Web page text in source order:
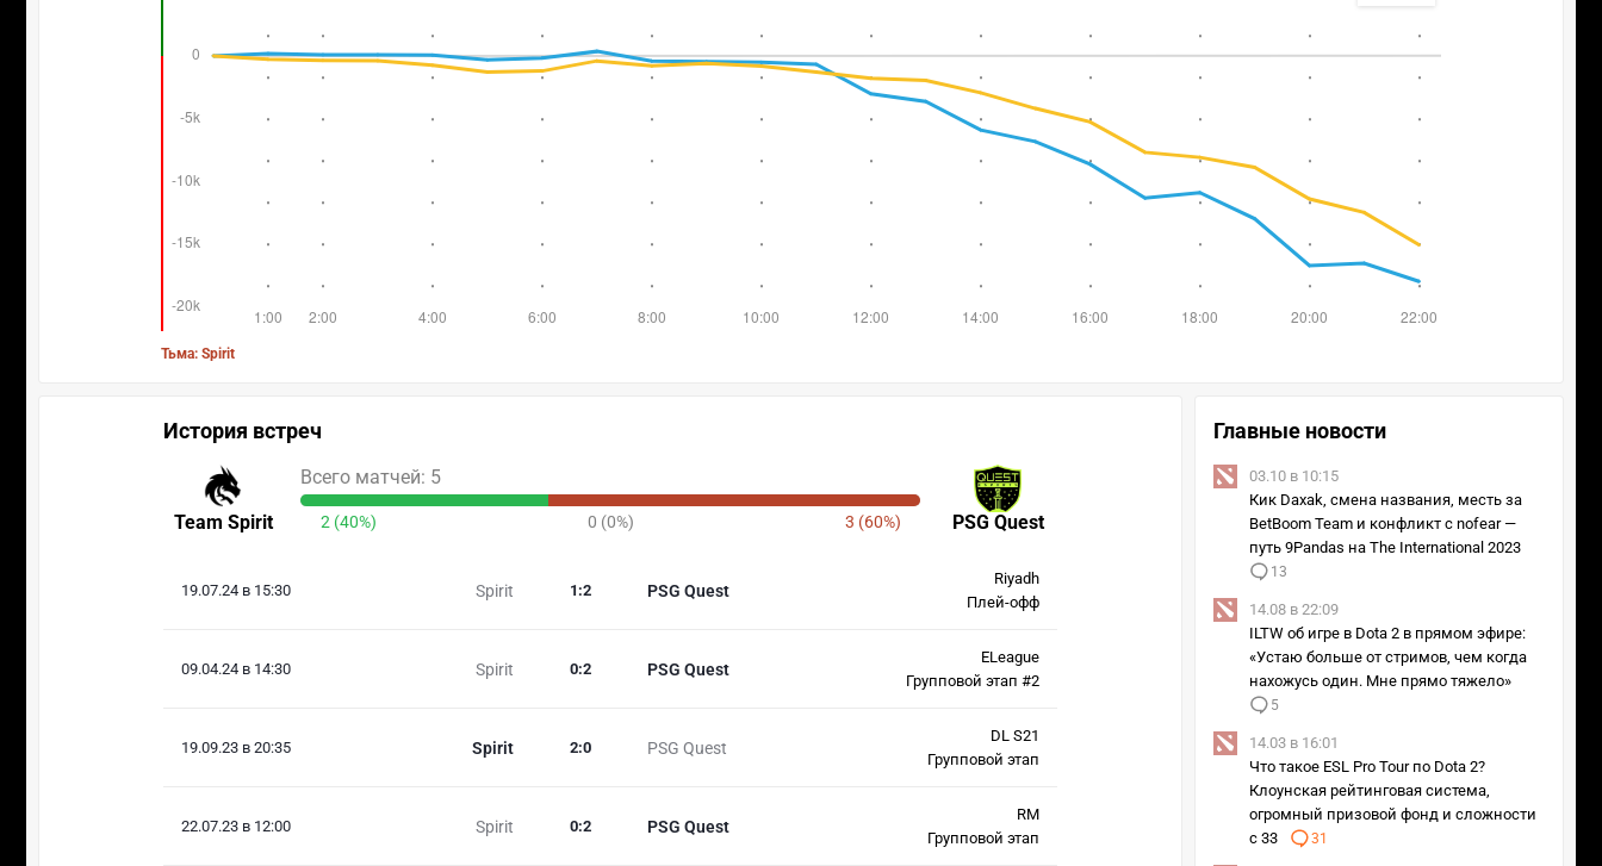
Тьма: Spirit
История встреч
Team Spirit PSG Quest
Всего матчей: 5
2 (40%) 0 (0%) 3 (60%)
19.07.24 в 15:30 Spirit PSG Quest
1 :2
Riyadh
Плей-офф
09.04.24 в 14:30 Spirit PSG Quest
0:2
ELeague
Групповой этап #2
19.09.23 в 20:35 Spirit PSG Quest
2:0
DL S21
Групповой этап
22.07.23 в 12:00 Spirit PSG Quest
0:2
RM
Групповой этап
Главные новости
03.10 в 10:15
Кик Daxak, смена названия, месть за
BetBoom Team и конфликт с nofear —
путь 9Pandas на The International 2023
13
14.08 в 22:09
ILTW об игре в Dota 2 в прямом эфире:
«Устаю больше от стримов, чем когда
нахожусь один. Мне прямо тяжело»
5
14.03 в 16:01
Что такое ESL Pro Tour по Dota 2?
Клоунская рейтинговая система,
огромный призовой фонд и сложности
с 33
31